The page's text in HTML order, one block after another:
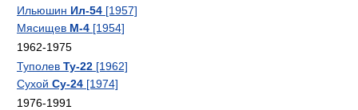
Ильюшин Ил-54 [1957]
Мясищев М-4 [1954]
1962-1975
Туполев Ту-22 [1962]
Сухой Су-24 [1974]
1976-1991